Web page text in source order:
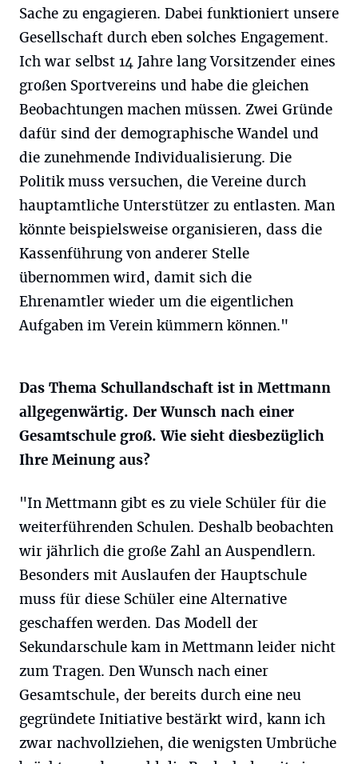
Sache zu engagieren. Dabei funktioniert unsere
Gesellschaft durch eben solches Engagement.
Ich war selbst 14 Jahre lang Vorsitzender eines
großen Sportvereins und habe die gleichen
Beobachtungen machen müssen. Zwei Gründe
dafür sind der demographische Wandel und
die zunehmende Individualisierung. Die
Politik muss versuchen, die Vereine durch
hauptamtliche Unterstützer zu entlasten. Man
könnte beispielsweise organisieren, dass die
Kassenführung von anderer Stelle
übernommen wird, damit sich die
Ehrenamtler wieder um die eigentlichen
Aufgaben im Verein kümmern können."
Das Thema Schullandschaft ist in Mettmann
allgegenwärtig. Der Wunsch nach einer
Gesamtschule groß. Wie sieht diesbezüglich
Ihre Meinung aus?
"In Mettmann gibt es zu viele Schüler für die
weiterführenden Schulen. Deshalb beobachten
wir jährlich die große Zahl an Auspendlern.
Besonders mit Auslaufen der Hauptschule
muss für diese Schüler eine Alternative
geschaffen werden. Das Modell der
Sekundarschule kam in Mettmann leider nicht
zum Tragen. Den Wunsch nach einer
Gesamtschule, der bereits durch eine neu
gegründete Initiative bestärkt wird, kann ich
zwar nachvollziehen, die wenigsten Umbrüche